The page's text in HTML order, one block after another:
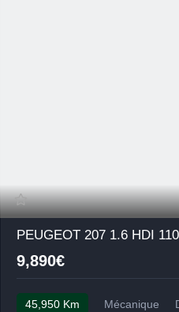
PEUGEOT 207 1.6 HDI
9,890€
45,950 Km Mécanique